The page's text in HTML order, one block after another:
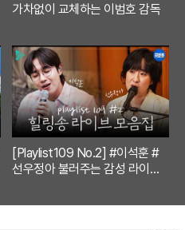
가차없이 교체하는 이범호 감독
[Playlist109 No.2] #이석훈 #
선우정아 불러주는 감성 라이브